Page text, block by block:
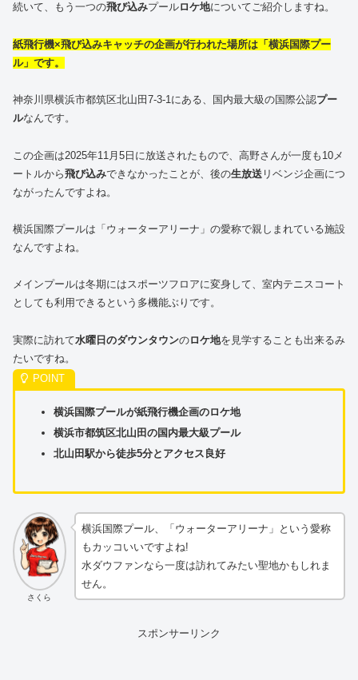
続いて、もう一つの飛び込みプールロケ地についてご紹介しますね。
紙飛行機×飛び込みキャッチの企画が行われた場所は「横浜国際プー
ル」です。
神奈川県横浜市都筑区北山田7-3-1にある、国内最大級の国際公認プー
ルなんです。
この企画は2025年11月5日に放送されたもので、高野さんが一度も10メ
ートルから飛び込みできなかったことが、後の生放送 リベンジ企画につ
ながったんですよね。
横浜国際プールは「ウォーターアリーナ」の愛称で親しまれている施設
なんですよね。
メインプールは冬期にはスポーツフロアに変身して、室内テニスコート
としても利用できるという多機能ぶりです。
実際に訪れて水曜日のダウンタウンのロケ地を見学することも出来るみ
たいですね。
横浜国際プールが紙飛行機企画のロケ地
横浜市都筑区北山田の国内最大級プール
北山田駅から徒歩5分とアクセス良好
さくら
横浜国際プール、「ウォーターアリーナ」という愛称
もカッコいいですよね!
水ダウファンなら一度は訪れてみたい聖地かもしれま
せん。
スポンサーリンク